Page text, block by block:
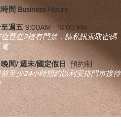
間 Business Hours
週五9:00AM - 18:00 PM
置在2樓有門禁，請私訊索取密碼
間/ 週末/國定假日預約制
至少24小時預約以利安排門市接待